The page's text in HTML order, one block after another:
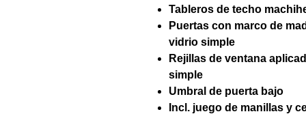
Tableros de techo
Puertas con marco de
vidrio simple
Rejillas de ventana
simple
Umbral de puerta bajo
Incl. juego de manillas y